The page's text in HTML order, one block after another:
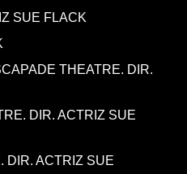
SUE FLACK
THEATRE. DIR.
DIR. ACTRIZ SUE
DIR. ACTRIZ SUE